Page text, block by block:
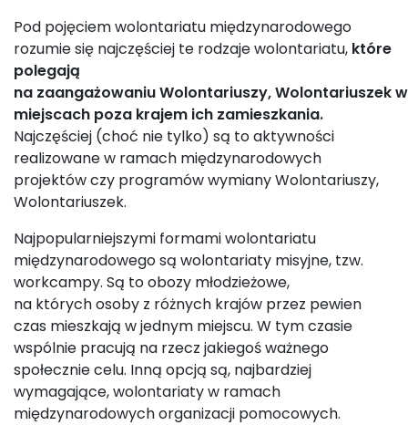
Pod pojęciem wolontariatu międzynarodowego
rozumie się najczęściej te rodzaje wolontariatu, które
polegają
na zaangażowaniu Wolontariuszy, Wolontariuszek w
miejscach poza krajem ich zamieszkania.
Najczęściej (choć nie tylko) są to aktywności
realizowane w ramach międzynarodowych
projektów czy programów wymiany Wolontariuszy,
Wolontariuszek.
Najpopularniejszymi formami wolontariatu
międzynarodowego są wolontariaty misyjne, tzw.
workcampy. Są to obozy młodzieżowe,
na których osoby z różnych krajów przez pewien
czas mieszkają w jednym miejscu. W tym czasie
wspólnie pracują na rzecz jakiegoś ważnego
społecznie celu. Inną opcją są, najbardziej
wymagające, wolontariaty w ramach
międzynarodowych organizacji pomocowych.